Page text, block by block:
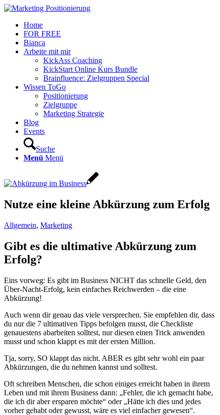
Home
FOR FREE
Bianca
Arbeite mit mir
KickAss Coaching
KickStart Online Kurs Bundle
Brainfluence: Zielgruppen Special
Wissen ToGo
Positionierung
Zielgruppe
Marketing Strategie
Blog
Events
Suche
Menü Menü
Nutze eine kleine Abkürzung zum Erfolg
Allgemein, Marketing
Gibt es die ultimative Abkürzung zum
Erfolg?
Eins vorweg: Es gibt im Business NICHT das schnelle Geld, den
Über-Nacht-Erfolg, kein einfaches Reichwerden – die eine
Abkürzung!
Auch wenn dir genau das viele versprechen. Sie empfehlen dir, dass
du nur die 7 ultimativen Tipps befolgen musst, die Checkliste
genauestens abarbeiten solltest, nur diesen einen Trick anwenden
musst und schon klappt es mit der ersten Million.
Tja, sorry, SO klappt das nicht. ABER es gibt sehr wohl ein paar
Abkürzungen, die du nehmen kannst und solltest.
Oft schreiben Menschen, die schon einiges erreicht haben in ihrem
Leben und mit ihrem Business dann: „Fehler, die ich gemacht habe,
die ich dir aber ersparen möchte“ oder „Hätte ich dies und jedes
vorher gehabt oder gewusst, wäre es viel einfacher gewesen“.